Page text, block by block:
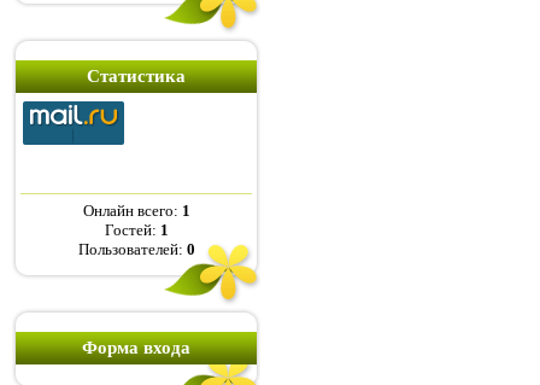
Статистика
Онлайн всего: 1
Гостей: 1
Пользователей: 0
Форма входа